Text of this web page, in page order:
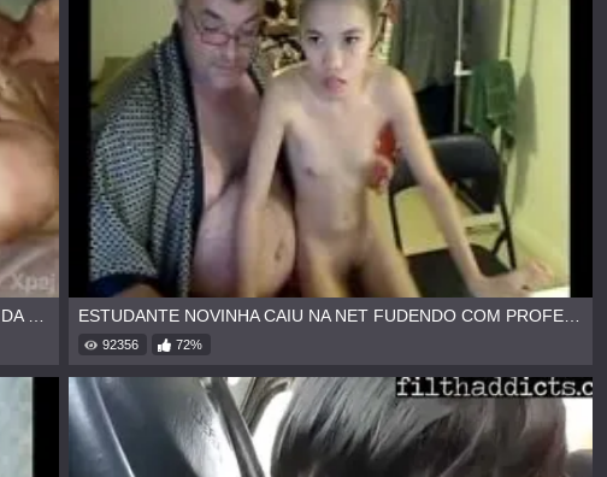
INCESTO PADASTRO GRAVANDO PRO BAIXO DA SANHA DA ENTEADA ESTUDANTE NOVINHA CAIU NA NET FUDENDO COM PROFESSOR
92356 72%